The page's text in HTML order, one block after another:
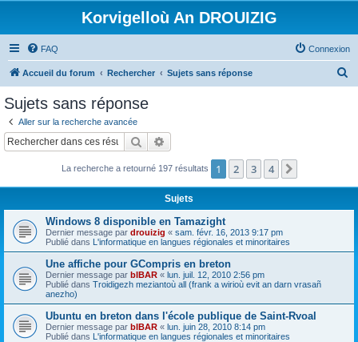
Korvigelloù An DROUIZIG
FAQ Connexion
Accueil du forum Rechercher Sujets sans réponse
c
Sujets sans réponse
Aller sur la recherche avancée
Rechercher
La recherche a retourné 197 résultats 1 2 3 4
Sujets
Windows 8 disponible en Tamazight
Dernier message par drouizig « sam. févr. 16, 2013 9:17 pm
Publié dans L'informatique en langues régionales et minoritaires
Une affiche pour GCompris en breton
Dernier message par bIBAR « lun. juil. 12, 2010 2:56 pm
Publié dans Troidigezh meziantoù all (frank a wirioù evit an darn vrasañ
anezho)
Ubuntu en breton dans l'école publique de Saint-Rvoal
Dernier message par bIBAR « lun. juin 28, 2010 8:14 pm
Publié dans L'informatique en langues régionales et minoritaires